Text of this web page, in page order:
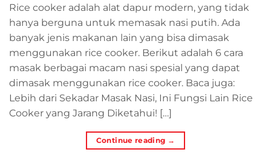
Rice cooker adalah alat dapur modern, yang tidak
hanya berguna untuk memasak nasi putih. Ada
banyak jenis makanan lain yang bisa dimasak
menggunakan rice cooker. Berikut adalah 6 cara
masak berbagai macam nasi spesial yang dapat
dimasak menggunakan rice cooker. Baca juga:
Lebih dari Sekadar Masak Nasi, Ini Fungsi Lain Rice
Cooker yang Jarang Diketahui! […]
Continue reading →